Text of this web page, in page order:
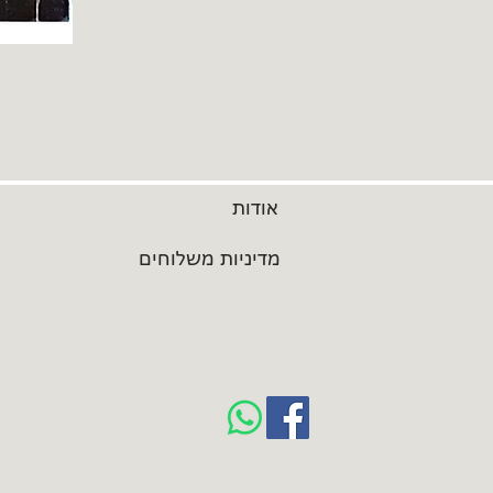
אודות
מדיניות משלוחים